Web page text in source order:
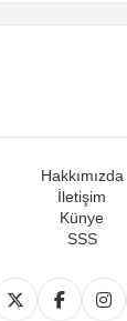
Hakkımızda
İletişim
Künye
SSS